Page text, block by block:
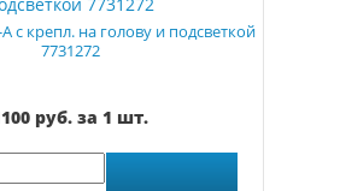
с крепл. на голову и подсветкой
7731272
руб. за 1 шт.